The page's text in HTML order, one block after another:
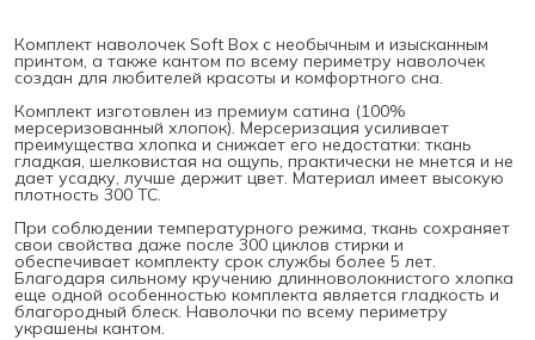
Комплект наволочек Soft Box с необычным и изысканным
принтом, а также кантом по всему периметру наволочек
создан для любителей красоты и комфортного сна.
Комплект изготовлен из премиум сатина (100%
мерсеризованный хлопок). Мерсеризация усиливает
преимущества хлопка и снижает его недостатки: ткань
гладкая, шелковистая на ощупь, практически не мнется и не
дает усадку, лучше держит цвет. Материал имеет высокую
плотность 300 ТС.
При соблюдении температурного режима, ткань сохраняет
свои свойства даже после 300 циклов стирки и
обеспечивает комплекту срок службы более 5 лет.
Благодаря сильному кручению длинноволокнистого хлопка
еще одной особенностью комплекта является гладкость и
благородный блеск. Наволочки по всему периметру
украшены кантом.